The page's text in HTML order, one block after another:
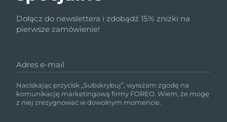
Dołącz do newslettera i zdobądź 15% zniżki na
pierwsze zamówienie!
Adres e-mail
Naciskając przycisk „Subskrybuj”, wyrażam zgodę na
komunikację marketingową firmy FOREO. Wiem, że mogę
z niej zrezygnować w dowolnym momencie.